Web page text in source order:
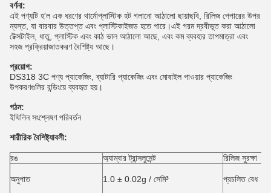
বর্ণনা:
এই পণ্যটি হ'ল এক ধরণের থার্মোপ্লাস্টিক হট গলানো আঠালো ছায়াছবি, রিলিজ পেপারের উপর
ন্যস্ত, যা বারবার উত্তপ্ত এবং প্লাস্টিকাইজড হতে পারে।এই গরম দ্রবীভূত করা আঠালো
টেক্সটাইল, ধাতু, প্লাস্টিক এবং কাঠ ভাল আঠালো আছে, এবং কম ব্যবহার তাপমাত্রা এবং
সহজ প্রক্রিয়াজাতকরণ বৈশিষ্ট্য আছে।
প্রয়োগ:
DS318 3C পণ্য প্যাকেজিং, ব্যাটারি প্যাকেজিং এবং মোবাইল পাওয়ার প্যাকেজিং
উপকরণগুলির বন্ডিংয়ে ব্যবহৃত হয়।
গঠন:
ইথিলিন সংশ্লেষণ পরিবর্তন
শারীরিক বৈশিষ্ট্যাবলী:
রঙ অ্যাম্বার ট্রান্সলুসেন্ট রিলিজ সুরক্ষা
অনুপাত 1.0 ± 0.02g / সেমি³ প্রচলিত বেধ